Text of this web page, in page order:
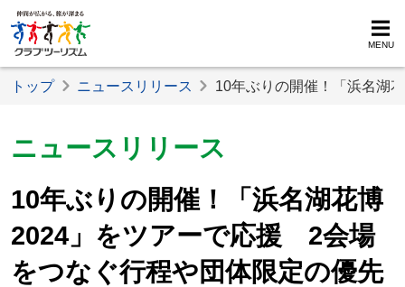
MENU
トップ ニュースリリース 10年ぶりの開催！「浜名湖
ニュースリリース
10年ぶりの開催！「浜名湖花博
2024」をツアーで応援 2会場
をつなぐ行程や団体限定の優先